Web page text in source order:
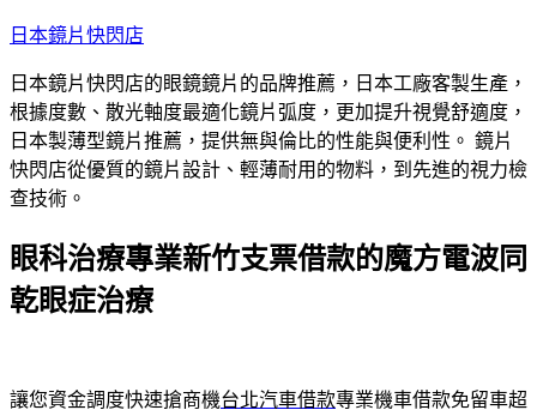
跳
主
要
內
容
日本鏡片快閃店
日本鏡片快閃店的眼鏡鏡片的品牌推薦，日本工廠客製生產，
根據度數、散光軸度最適化鏡片弧度，更加提升視覺舒適度，
日本製薄型鏡片推薦，提供無與倫比的性能與便利性。 鏡片
快閃店從優質的鏡片設計、輕薄耐用的物料，到先進的視力檢
查技術。
眼科治療專業新竹支票借款的魔方電波同
乾眼症治療
讓您資金調度快速搶商機台北汽車借款專業機車借款免留車超